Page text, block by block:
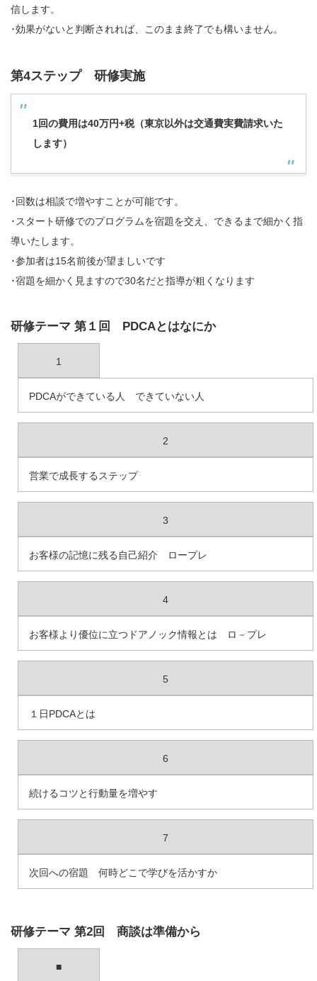
信します。
･効果がないと判断されれば、このまま終了でも構いません。
第4ステップ 研修実施
1回の費用は40万円+税（東京以外は交通費実費請求いた
します）
･回数は相談で増やすことが可能です。
･スタート研修でのプログラムを宿題を交え、できるまで細かく指
導いたします。
･参加者は15名前後が望ましいです
･宿題を細かく見ますので30名だと指導が粗くなります
研修テーマ 第１回 PDCAとはなにか
1
PDCAができている人 できていない人
2
営業で成長するステップ
3
お客様の記憶に残る自己紹介 ロープレ
4
お客様より優位に立つドアノック情報とは ロ－プレ
5
１日PDCAとは
6
続けるコツと行動量を増やす
7
次回への宿題 何時どこで学びを活かすか
研修テーマ 第2回 商談は準備から
■